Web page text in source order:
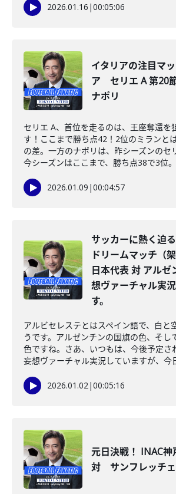
2026.01.16 |00:05:06
イタリアの注目マ
ア セリエ A 第20
ナポリ
セリエ A、首位を走るのは、王座奪還を
す！ここまで勝ち点42！2位のミラ
の差。一方のナポリは、昨シーズンのセ
今シーズンはここまで、勝ち点38で3位
2026.01.09 |00:04:57
サッカーに熱く迫
ドリームマッチ（
日本代表 対 アルゼ
想ヴァーチャル実
す。
アルビセレステとはスペイン語で、白と
うです。アルゼンチンの国旗の色、そし
色ですね。さあ、いつもは、今後予定さ
妄想ヴァーチャル実況していますが、今
2026.01.02|00:05:16
元日決戦！ INAC
対 サンフレッチ